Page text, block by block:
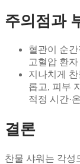
주의점과
혈관이 순
고혈압 환
지나치게
롭고, 피부
적정 시간·
결론
찬물 샤워는 각성